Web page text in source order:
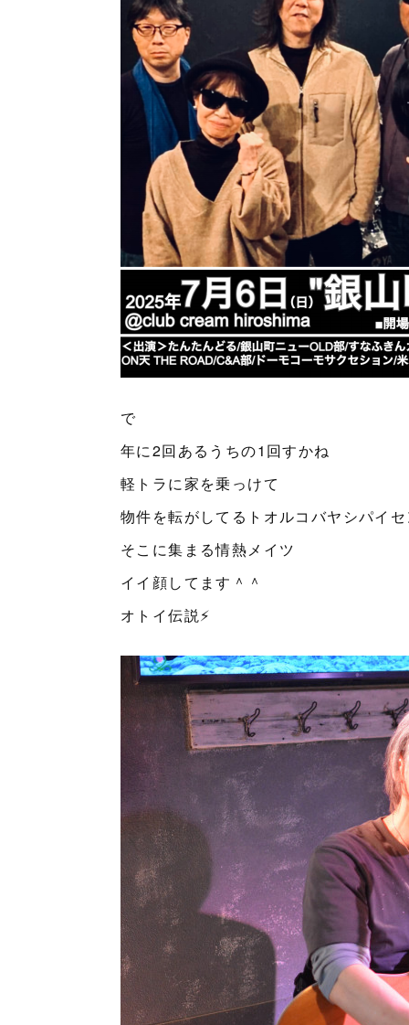
で
年に2回あるうちの1回すかね
軽トラに家を乗っけて
物件を転がしてるトオルコバヤシパイ
そこに集まる情熱メイツ
イイ顔してます＾＾
オトイ伝説⚡️